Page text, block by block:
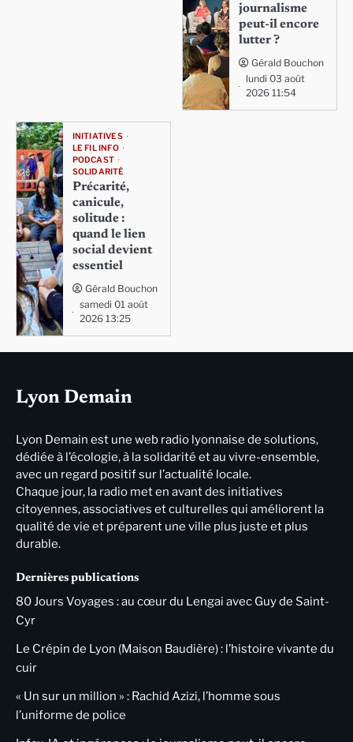
journalisme
peut-il encore
lutter ?
Gérald Bouchon
lundi 03 août
2026 11:54
INITIATIVES
LE FIL INFO
PODCAST
SOLIDARITÉ
Précarité,
canicule,
solitude :
quand le lien
social devient
essentiel
Gérald Bouchon
samedi 01 août
2026 13:25
Lyon Demain
Lyon Demain est une web radio lyonnaise de solutions,
dédiée à l’écologie, à la solidarité et au vivre-ensemble,
avec un regard positif sur l’actualité locale.
Chaque jour, la radio met en avant des initiatives
citoyennes, associatives et culturelles qui améliorent la
qualité de vie et préparent une ville plus juste et plus
durable.
Dernières publications
80 Jours Voyages : au cœur du Lengai avec Guy de Saint-
Cyr
Le Crépin de Lyon (Maison Baudière) : l’histoire vivante du
cuir
« Un sur un million » : Rachid Azizi, l’homme sous
l’uniforme de police